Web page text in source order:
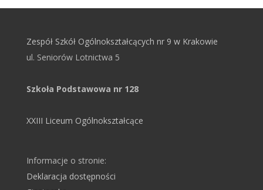
Zespół Szkół Ogólnokształcących nr 9 w Krakowie
ul. Seniorów Lotnictwa 5
Szkoła Podstawowa nr 128
XXIII Liceum Ogólnokształcące
Informacje o stronie:
Deklaracja dostępności